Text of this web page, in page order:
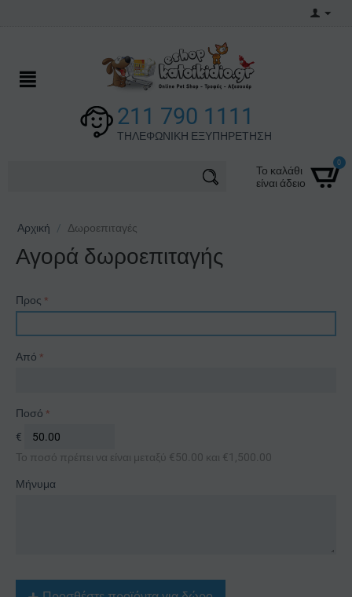
211 790 1111
ΤΗΛΕΦΩΝΙΚΗ ΕΞΥΠΗΡΕΤΗΣΗ
Το καλάθι
είναι άδειο
0
Αρχική / Δωροεπιταγές
Αγορά δωροεπιταγής
Προς
Από
Ποσό
€
Το ποσό πρέπει να είναι μεταξύ € 50.00 και € 1,500.00
Μήνυμα